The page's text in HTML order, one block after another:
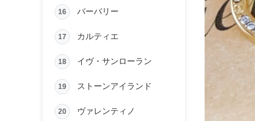
16 バーバリー
17 カルティエ
18 イヴ・サンローラン
19 ストーンアイランド
20 ヴァレンティノ